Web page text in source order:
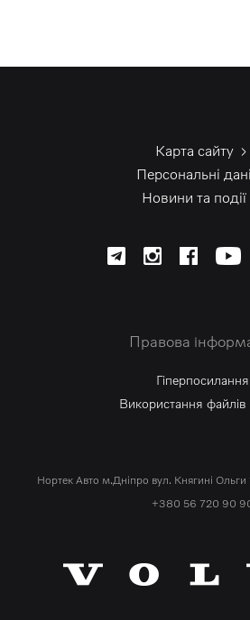
Карта сайту
Персональні дані
Новини та події
Правова
Гіперпосилання
Використання файлів
Нортек Авто м.Дніпро вул. Княгині
+380 56 720 90